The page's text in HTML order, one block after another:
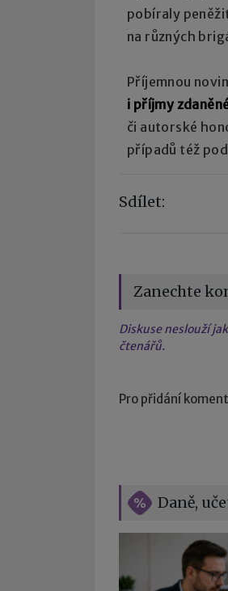
pobíraly
na různých
Příjemnou
i příjmy
či autorské
případů též
Sdílet:
Zanechte
Diskuse neslouží
čtenářů.
Pro přidání
Daně,